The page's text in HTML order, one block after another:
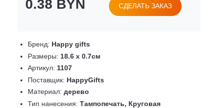
0.38 BYN СДЕЛАТЬ ЗАКАЗ
Бренд: Happy gifts
Размеры: 18.6 x 0.7см
Артикул: 1107
Поставщик: HappyGifts
Материал: дерево
Тип нанесения: Тампопечать, Круговая